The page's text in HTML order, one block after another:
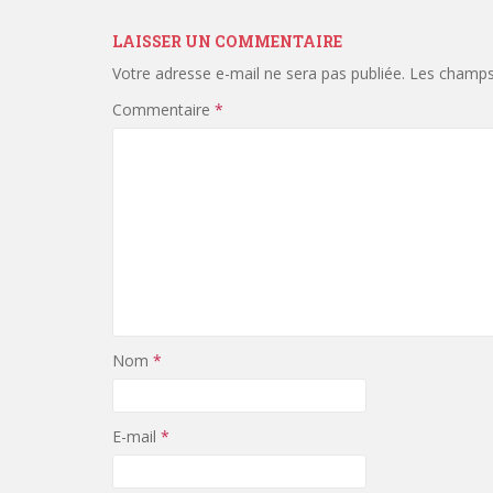
LAISSER UN COMMENTAIRE
Votre adresse e-mail ne sera pas publiée. Les
Commentaire *
Nom *
E-mail *